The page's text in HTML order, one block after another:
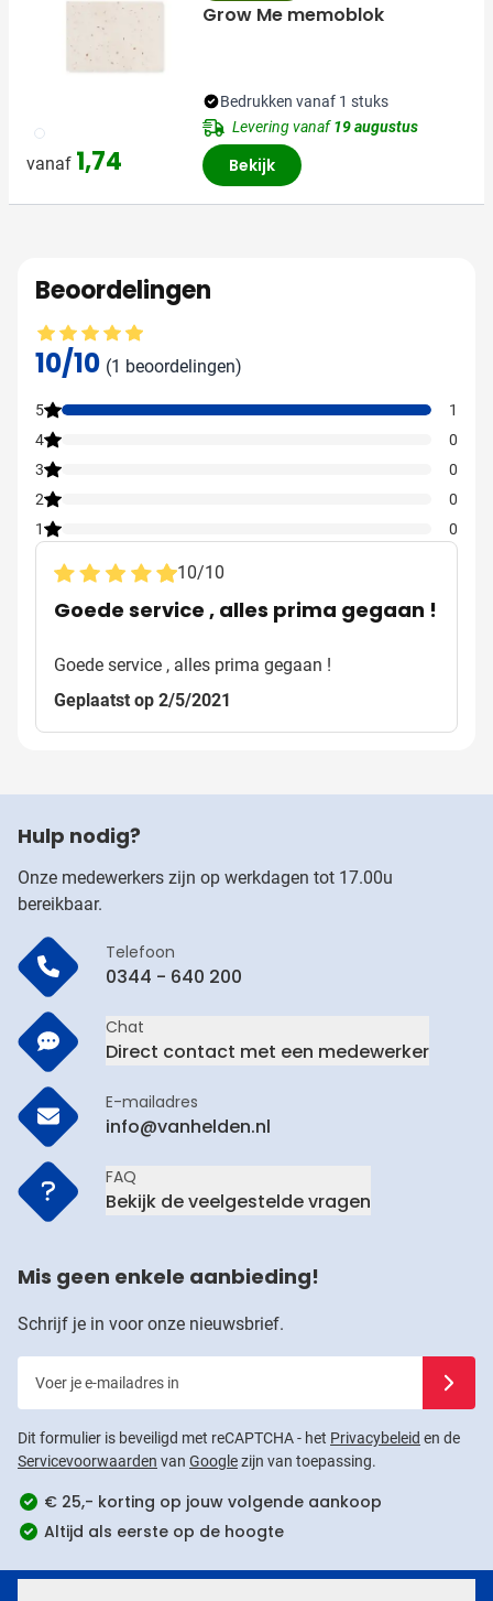
002
vanaf 1,74
Grow Me memoblok
Bedrukken vanaf 1 stuks
Levering vanaf19 augustus
Bekijk
Beoordelingen
Gemiddelde beoordeling: 10 van 10
10/10 (1 beoordelingen)
5
1
4
0
3
0
2
0
1
0
10/10
Goede service , alles prima gegaan !
Goede service , alles prima gegaan !
Geplaatst op 2/5/2021
Hulp nodig?
Onze medewerkers zijn op werkdagen tot 17.00u
bereikbaar.
Telefoon
0344 - 640 200
Chat
Direct contact met een medewerker
E-mailadres
info@vanhelden.nl
FAQ
Bekijk de veelgestelde vragen
Mis geen enkele aanbieding!
Schrijf je in voor onze nieuwsbrief.
Dit formulier is beveiligd met reCAPTCHA - het Privacybeleid en de
Servicevoorwaarden van Googlezijn van toepassing.
€ 25,- korting op jouw volgende aankoop
Altijd als eerste op de hoogte